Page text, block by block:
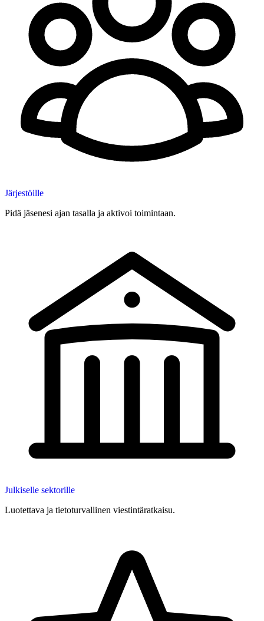
Järjestöille
Pidä jäsenesi ajan tasalla ja aktivoi toimintaan.
Julkiselle sektorille
Luotettava ja tietoturvallinen viestintäratkaisu.